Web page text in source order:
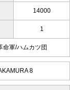
14000
1
命軍/ハムカツ団
8